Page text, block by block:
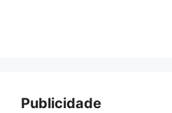
Publicidade